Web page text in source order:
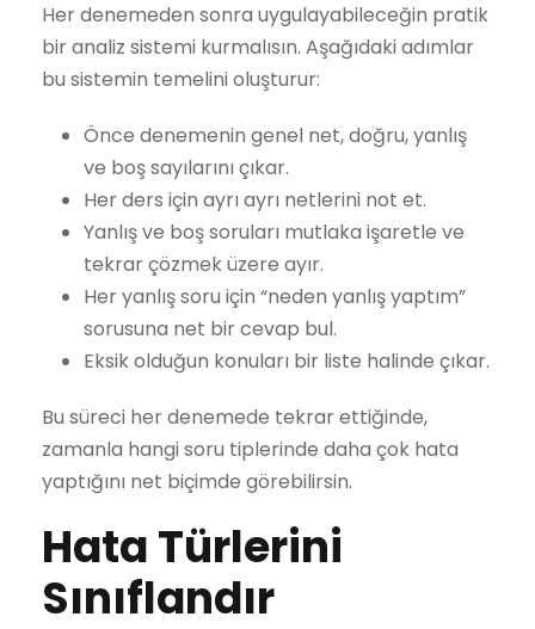
Her denemeden sonra uygulayabileceğin pratik
bir analiz sistemi kurmalısın. Aşağıdaki adımlar
bu sistemin temelini oluşturur:
Önce denemenin genel net, doğru, yanlış
ve boş sayılarını çıkar.
Her ders için ayrı ayrı netlerini not et.
Yanlış ve boş soruları mutlaka işaretle ve
tekrar çözmek üzere ayır.
Her yanlış soru için “neden yanlış yaptım”
sorusuna net bir cevap bul.
Eksik olduğun konuları bir liste halinde çıkar.
Bu süreci her denemede tekrar ettiğinde,
zamanla hangi soru tiplerinde daha çok hata
yaptığını net biçimde görebilirsin.
Hata Türlerini
Sınıflandır